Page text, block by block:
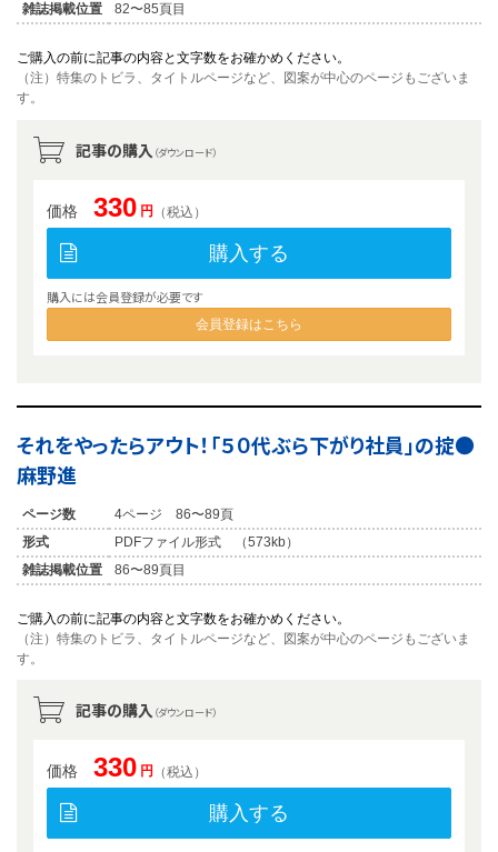
雑誌掲載位置
82〜85頁目
ご購入の前に記事の内容と文字数をお確かめください。
（注）特集のトビラ、タイトルページなど、図案が中心のページもございま
す。
記事の購入 （ダウンロード）
価格 330 円 （税込）
購入する
購入には会員登録が必要です
会員登録はこちら
それをやったらアウト！「５０代ぶら下がり社員」の掟●
麻野進
ページ数
4ページ 86〜89頁
形式
PDFファイル形式 （573kb）
雑誌掲載位置
86〜89頁目
ご購入の前に記事の内容と文字数をお確かめください。
（注）特集のトビラ、タイトルページなど、図案が中心のページもございま
す。
記事の購入 （ダウンロード）
価格 330 円 （税込）
購入する